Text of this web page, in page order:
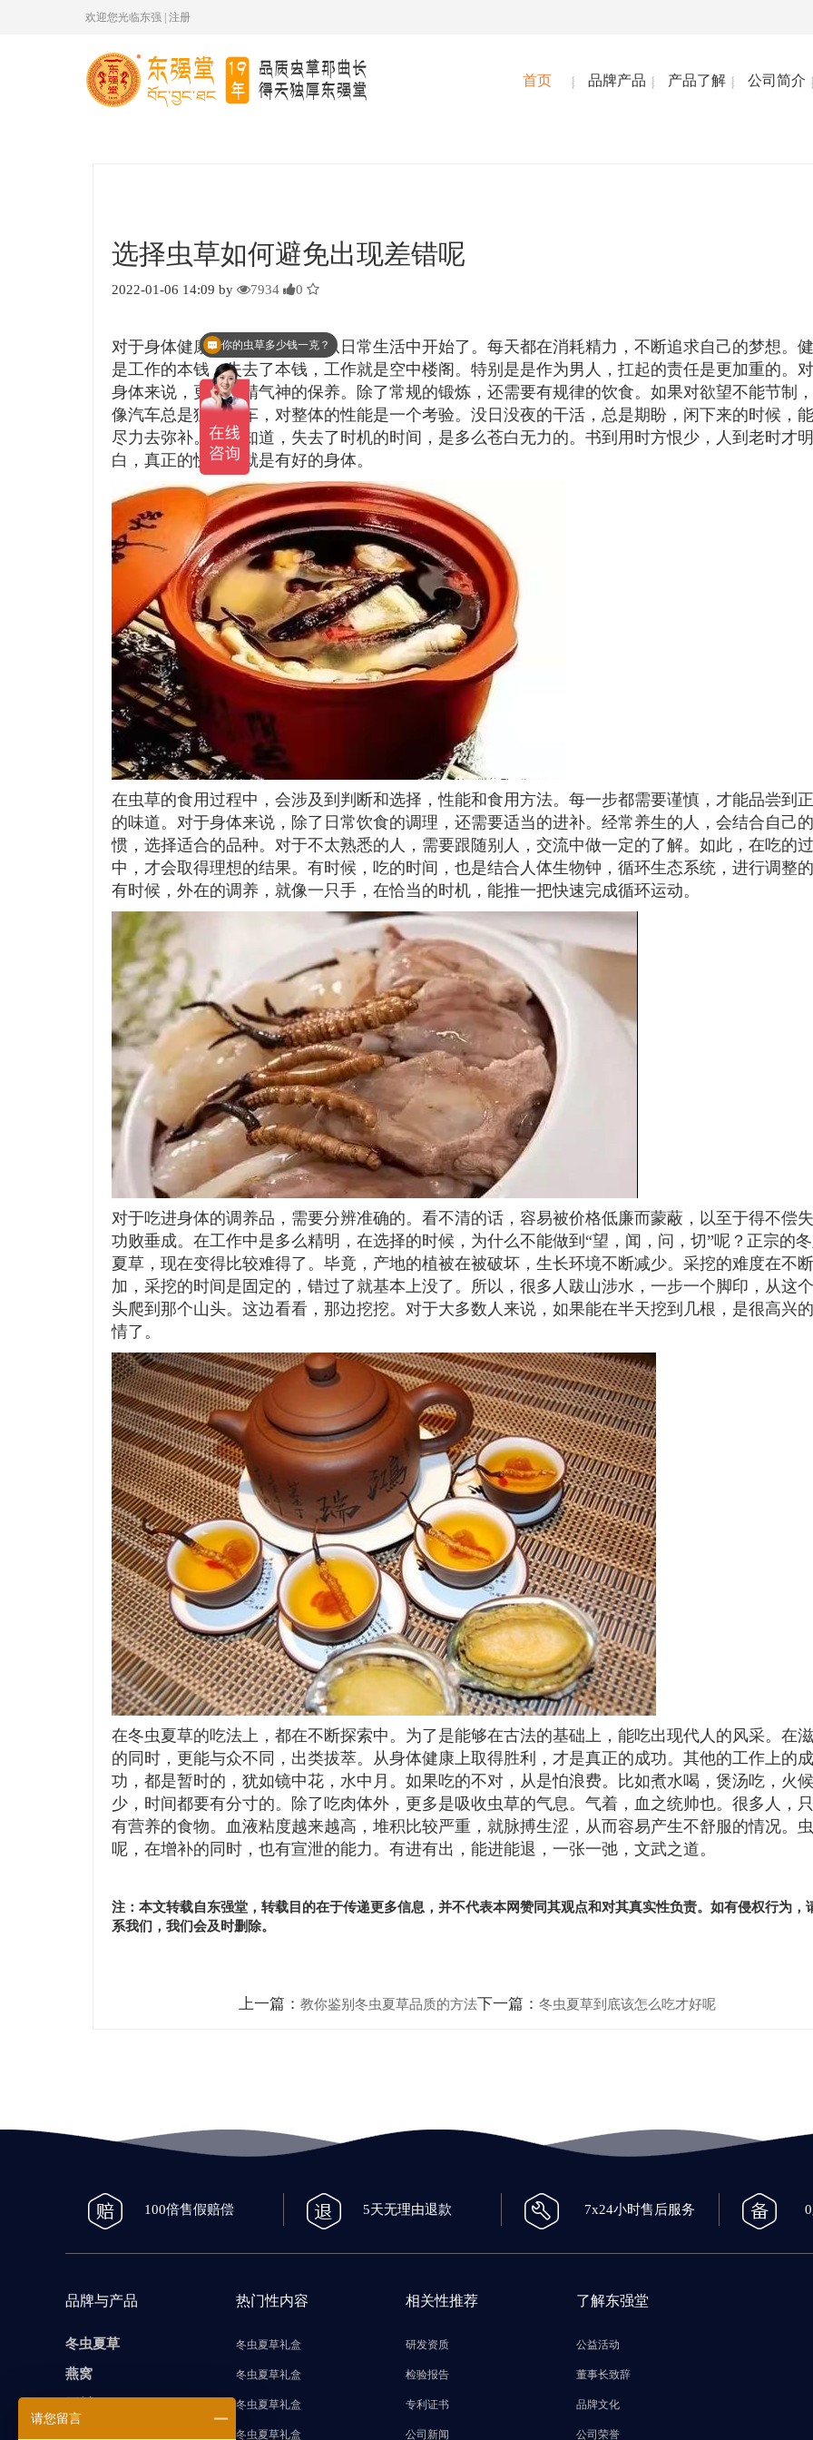
欢迎您光临东强 |注册
首页 品牌产品 产品了解 公司简介
选择虫草如何避免出现差错呢
2022-01-06 14:09 by 7934 0
对于身体健康的关注，更多人从日常生活中开始了。每天都在消耗精力，不断追求自己的梦想。
是工作的本钱，失去了本钱，工作就是空中楼阁。特别是是作为男人，扛起的责任是更加重的。
身体来说，更注重精气神的保养。除了常规的锻炼，还需要有规律的饮食。如果对欲望不能节制
像汽车总是猛踩刹车，对整体的性能是一个考验。没日没夜的干活，总是期盼，闲下来的时候，
尽力去弥补。却不知道，失去了时机的时间，是多么苍白无力的。书到用时方恨少，人到老时才明
白，真正的快乐，就是有好的身体。
在虫草的食用过程中，会涉及到判断和选择，性能和食用方法。每一步都需要谨慎，才能品尝到
的味道。对于身体来说，除了日常饮食的调理，还需要适当的进补。经常养生的人，会结合自己
惯，选择适合的品种。对于不太熟悉的人，需要跟随别人，交流中做一定的了解。如此，在吃的
中，才会取得理想的结果。有时候，吃的时间，也是结合人体生物钟，循环生态系统，进行调整的
有时候，外在的调养，就像一只手，在恰当的时机，能推一把快速完成循环运动。
对于吃进身体的调养品，需要分辨准确的。看不清的话，容易被价格低廉而蒙蔽，以至于得不偿失
功败垂成。在工作中是多么精明，在选择的时候，为什么不能做到“望，闻，问，切”呢？正宗的
夏草，现在变得比较难得了。毕竟，产地的植被在被破坏，生长环境不断减少。采挖的难度在不
加，采挖的时间是固定的，错过了就基本上没了。所以，很多人跋山涉水，一步一个脚印，从这
头爬到那个山头。这边看看，那边挖挖。对于大多数人来说，如果能在半天挖到几根，是很高兴
情了。
在冬虫夏草的吃法上，都在不断探索中。为了是能够在古法的基础上，能吃出现代人的风采。在
的同时，更能与众不同，出类拔萃。从身体健康上取得胜利，才是真正的成功。其他的工作上的成
功，都是暂时的，犹如镜中花，水中月。如果吃的不对，从是怕浪费。比如煮水喝，煲汤吃，火
少，时间都要有分寸的。除了吃肉体外，更多是吸收虫草的气息。气着，血之统帅也。很多人，
有营养的食物。血液粘度越来越高，堆积比较严重，就脉搏生涩，从而容易产生不舒服的情况。
呢，在增补的同时，也有宣泄的能力。有进有出，能进能退，一张一弛，文武之道。
注：本文转载自东强堂，转载目的在于传递更多信息，并不代表本网赞同其观点和对其真实性负责。如有侵权行为，
系我们，我们会及时删除。
上一篇： 教你鉴别冬虫夏草品质的方法下一篇： 冬虫夏草到底该怎么吃才好呢
100倍售假赔偿 5天无理由退款 7x24小时售后服务
品牌与产品
冬虫夏草
燕窝
热门性内容
冬虫夏草礼盒
冬虫夏草礼盒
冬虫夏草礼盒
冬虫夏草礼盒
相关性推荐
研发资质
检验报告
专利证书
公司新闻
了解东强堂
公益活动
董事长致辞
品牌文化
公司荣誉
你的虫草多少钱一克？
请您留言